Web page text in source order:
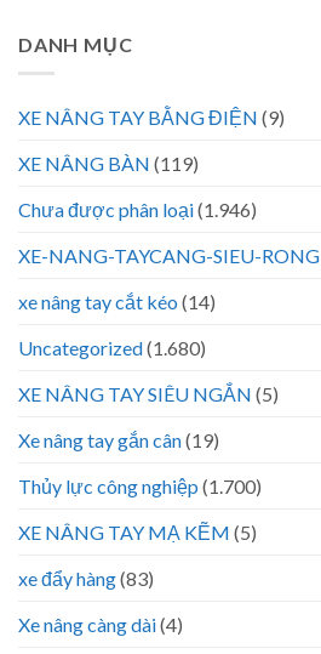
DANH MỤC
XE NÂNG TAY BẰNG ĐIỆN (9)
XE NÂNG BÀN (119)
Chưa được phân loại(1.946)
XE-NANG-TAYCANG-SIEU-RONG
xe nâng tay cắt kéo (14)
Uncategorized(1.680)
XE NÂNG TAY SIÊU NGẮN (5)
Xe nâng tay gắn cân(19)
Thủy lực công nghiệp (1.700)
XE NÂNG TAY MẠ KẼM (5)
xe đẩy hàng(83)
Xe nâng càng dài(4)